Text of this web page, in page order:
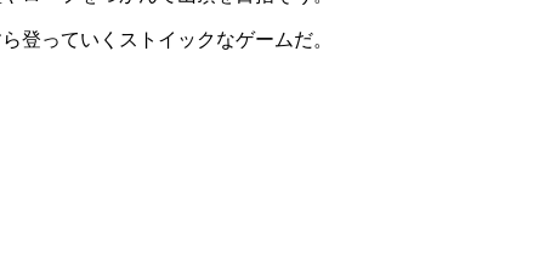
登っていく ストイックなゲームだ。